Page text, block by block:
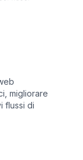
migliorare
flussi di